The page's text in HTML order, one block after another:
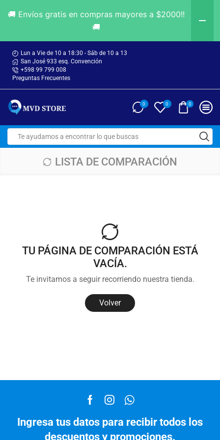
Lun a Vie de 10 a 18:30 - Sáb de 10 a 13
San José 933 esq. Convención
+598 99 799 008
Preguntas Frecuentes
0 0 0
LISTA DE COMPARACIÓN
TU PÁGINA DE COMPARACIÓN ESTÁ
VACÍA.
Te invitamos a seguir recorriendo nuestra tienda.
Volver
Ingresa tus datos para recibir todos los
descuentos y promociones.
🚚 Envíos gratis en compras mayores a $2000!!
🚚